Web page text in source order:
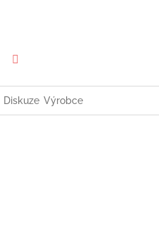
Diskuze Výrobce